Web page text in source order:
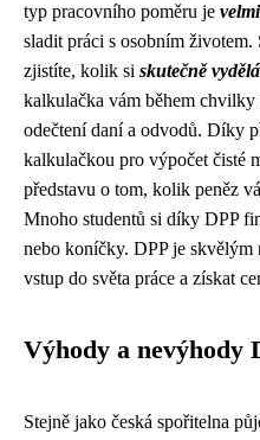
typ pracovního poměru je
sladit práci s osobním
zjistíte, kolik si skutečně
kalkulačka vám během
odečtení daní a odvodů. Díky
kalkulačkou pro výpočet čisté
představu o tom, kolik peněz
Mnoho studentů si díky DPP
nebo koníčky. DPP je skvělým
vstup do světa práce a získat
Výhody a nevýhody
Stejně jako česká spořitelna